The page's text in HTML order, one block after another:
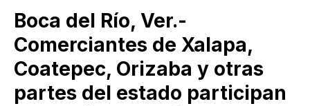
Boca del Río, Ver.-
Comerciantes de Xalapa,
Coatepec, Orizaba y otras
partes del estado participan